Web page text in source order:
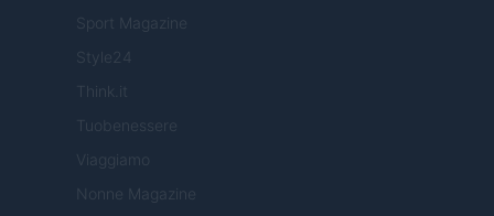
Sport Magazine
Style24
Think.it
Tuobenessere
Viaggiamo
Nonne Magazine